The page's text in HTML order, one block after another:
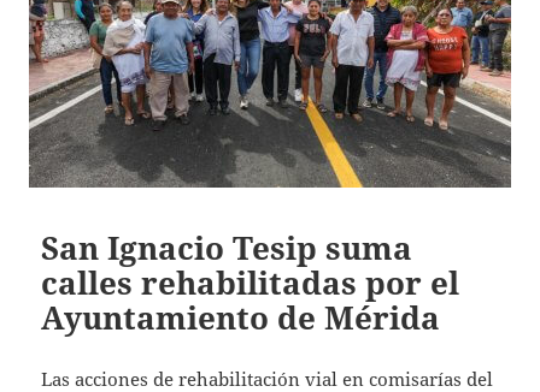
San Ignacio Tesip suma
calles rehabilitadas por el
Ayuntamiento de Mérida
Las acciones de rehabilitación vial en comisarías del